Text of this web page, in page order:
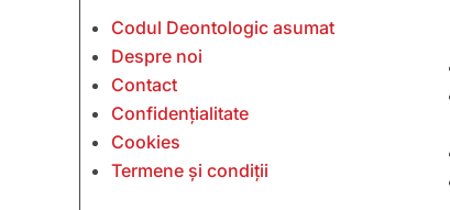
Codul Deontologic asumat
Despre noi
Contact
Confidențialitate
Cookies
Termene și condiții